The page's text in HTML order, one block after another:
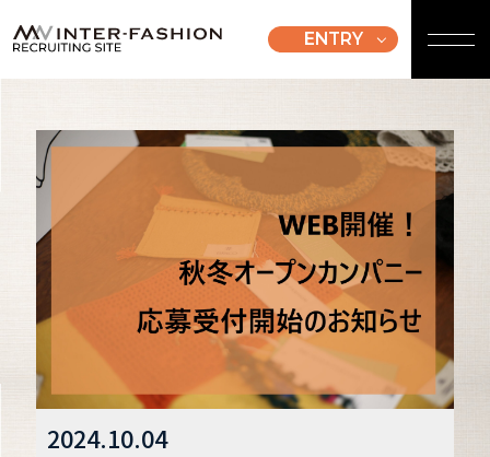
ENTRY
2024.10.04